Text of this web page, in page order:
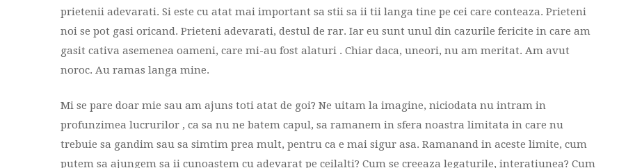
prietenii adevarati. Si este cu atat mai important sa stii sa ii tii langa tine pe cei care conteaza. Prieteni
noi se pot gasi oricand. Prieteni adevarati, destul de rar. Iar eu sunt unul din cazurile fericite in care am
gasit cativa asemenea oameni, care mi-au fost alaturi . Chiar daca, uneori, nu am meritat. Am avut
noroc. Au ramas langa mine.
Mi se pare doar mie sau am ajuns toti atat de goi? Ne uitam la imagine, niciodata nu intram in
profunzimea lucrurilor , ca sa nu ne batem capul, sa ramanem in sfera noastra limitata in care nu
trebuie sa gandim sau sa simtim prea mult, pentru ca e mai sigur asa. Ramanand in aceste limite, cum
putem sa ajungem sa ii cunoastem cu adevarat pe ceilalti? Cum se creeaza legaturile, interatiunea? Cum